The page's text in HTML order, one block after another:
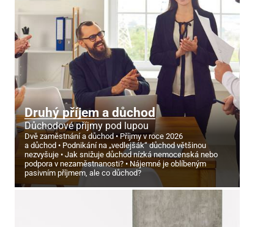
Druhý příjem a důchod
Důchodové příjmy pod lupou
Dvě zaměstnání a důchod
Příjmy v roce 2026
a důchod
Podnikání na „vedlejšák“ důchod většinou
nezvyšuje
Jak snižuje důchod nízká nemocenská nebo
podpora v nezaměstnanosti?
Nájemné je oblíbeným
pasivním příjmem, ale co důchod?